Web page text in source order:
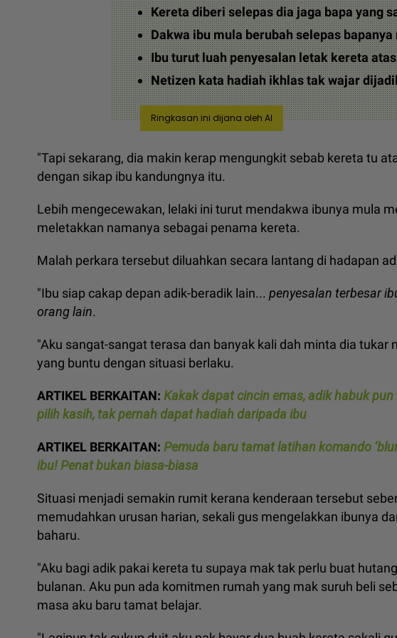
Kereta diberi selepas dia jaga bapa yang
Dakwa ibu mula berubah selepas
Ibu turut luah penyesalan letak kereta
Netizen kata hadiah ikhlas tak wajar
Ringkasan ini dijana oleh AI
"Tapi sekarang, dia makin kerap mengungkit sebab kereta tu
dengan sikap ibu kandungnya itu.
Lebih mengecewakan, lelaki ini turut mendakwa ibunya mula
meletakkan namanya sebagai penama kereta.
Malah perkara tersebut diluahkan secara lantang di hadapan
"Ibu siap cakap depan adik-beradik lain... penyesalan terbesar
orang lain.
"Aku sangat-sangat terasa dan banyak kali dah minta dia tukar
yang buntu dengan situasi berlaku.
ARTIKEL BERKAITAN: Kakak dapat cincin emas, adik habuk
pilih kasih, tak pernah dapat hadiah daripada ibu
ARTIKEL BERKAITAN: Pemuda baru tamat latihan komando
ibu! Penat bukan biasa-biasa
Situasi menjadi semakin rumit kerana kenderaan tersebut
memudahkan urusan harian, sekali gus mengelakkan ibunya
baharu.
"Aku bagi adik pakai kereta tu supaya mak tak perlu buat
bulanan. Aku pun ada komitmen rumah yang mak suruh beli
masa aku baru tamat belajar.